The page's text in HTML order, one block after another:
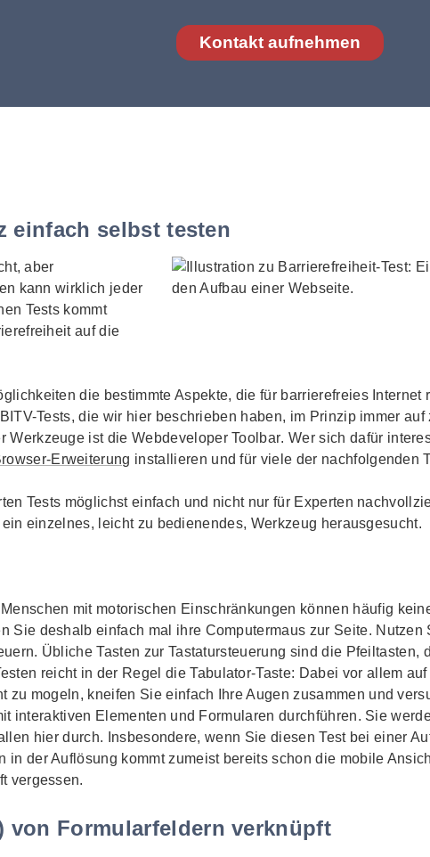
Kontakt aufnehmen
einfach selbst testen
aber
kann wirklich jeder
Tests kommt
auf die
die bestimmte Aspekte, die für barrierefreies Internet
Tests, die wir hier beschrieben haben, im Prinzip immer
Werkzeuge ist dieWebdeveloper Toolbar. Wer sich dafür
Erweiterung installieren und für viele der nachfolgenden
Tests möglichst einfach und nicht nur für Experten
einzelnes, leicht zu bedienendes, Werkzeug herausgesucht.
mit motorischen Einschränkungen können häufig
Sie deshalb einfach mal ihre Computermaus zur Seite. Nutzen
Übliche Tasten zur Tastatursteuerung sind die Pfeiltasten,
reicht in der Regel die Tabulator‐Taste: Dabei vor allem
zu mogeln, kneifen Sie einfach Ihre Augen zusammen und
interaktiven Elementen und Formularen durchführen. Sie
hier durch. Insbesondere, wenn Sie diesen Test bei einer
in der Auflösung kommt zumeist bereits schon die mobile
vergessen.
von Formularfeldern verknüpft